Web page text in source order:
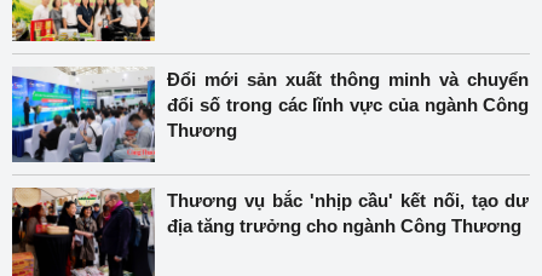
Đổi mới sản xuất thông minh và chuyển
đổi số trong các lĩnh vực của ngành Công
Thương
Thương vụ bắc 'nhịp cầu' kết nối, tạo dư
địa tăng trưởng cho ngành Công Thương